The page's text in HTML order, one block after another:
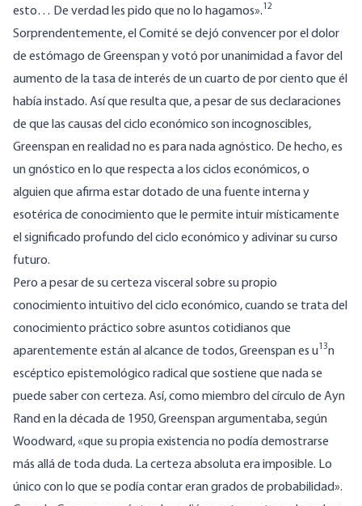
esto… De verdad les pido que no lo hagamos».12
Sorprendentemente, el Comité se dejó convencer por el dolor
de estómago de Greenspan y votó por unanimidad a favor del
aumento de la tasa de interés de un cuarto de por ciento que él
había instado. Así que resulta que, a pesar de sus declaraciones
de que las causas del ciclo económico son incognoscibles,
Greenspan en realidad no es para nada agnóstico. De hecho, es
un gnóstico en lo que respecta a los ciclos económicos, o
alguien que afirma estar dotado de una fuente interna y
esotérica de conocimiento que le permite intuir místicamente
el significado profundo del ciclo económico y adivinar su curso
futuro.
Pero a pesar de su certeza visceral sobre su propio
conocimiento intuitivo del ciclo económico, cuando se trata del
conocimiento práctico sobre asuntos cotidianos que
aparentemente están al alcance de todos, Greenspan es u13n
escéptico epistemológico radical que sostiene que nada se
puede saber con certeza. Así, como miembro del círculo de Ayn
Rand en la década de 1950, Greenspan argumentaba, según
Woodward, «que su propia existencia no podía demostrarse
más allá de toda duda. La certeza absoluta era imposible. Lo
único con lo que se podía contar eran grados de probabilidad».